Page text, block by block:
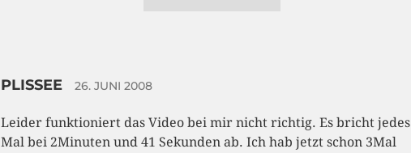
PLISSEE 26. JUNI 2008
Leider funktioniert das Video bei mir nicht richtig. Es bricht jedes
Mal bei 2Minuten und 41 Sekunden ab. Ich hab jetzt schon 3Mal